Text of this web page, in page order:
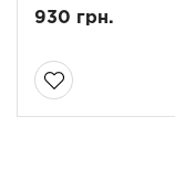
930 грн.